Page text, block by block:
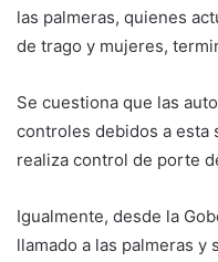
las palmeras, quienes
de trago y mujeres,
Se cuestiona que las
controles debidos a esta
realiza control de porte
Igualmente, desde la
llamado a las palmeras y